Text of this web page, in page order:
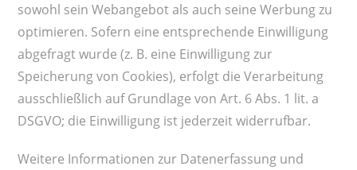
sowohl sein Webangebot als auch seine Werbung zu
optimieren. Sofern eine entsprechende Einwilligung
abgefragt wurde (z. B. eine Einwilligung zur
Speicherung von Cookies), erfolgt die Verarbeitung
ausschließlich auf Grundlage von Art. 6 Abs. 1 lit. a
DSGVO; die Einwilligung ist jederzeit widerrufbar.
Weitere Informationen zur Datenerfassung und